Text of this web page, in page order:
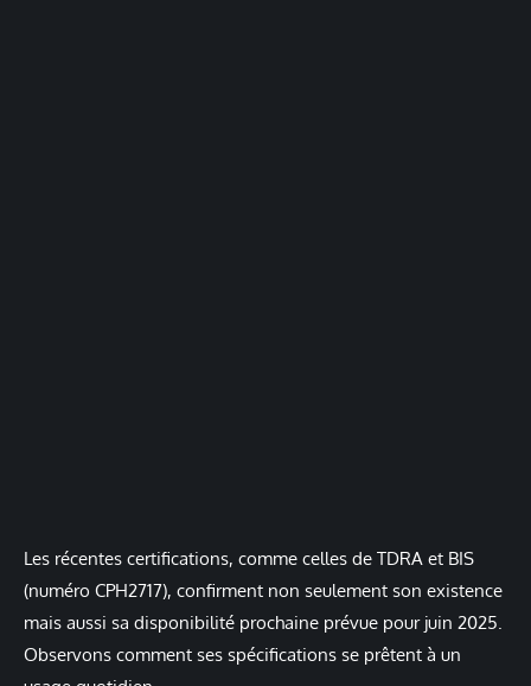
Les récentes certifications, comme celles de TDRA et BIS
(numéro CPH2717), confirment non seulement son existence
mais aussi sa disponibilité prochaine prévue pour juin 2025.
Observons comment ses spécifications se prêtent à un